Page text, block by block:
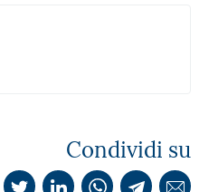
Condividi su